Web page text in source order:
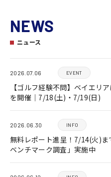
NEWS
ニュース
2026.07.06 EVENT
【ゴルフ経験不問】ベイエリ
を開催｜7/18(土)・7/19(日)
2026.06.30 INFO
無料レポート進呈！7/14(火)
ベンチマーク調査」実施中